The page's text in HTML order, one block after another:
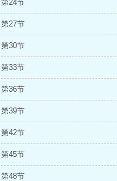
第24节
第27节
第30节
第33节
第36节
第39节
第42节
第45节
第48节